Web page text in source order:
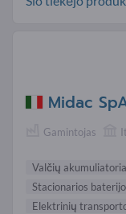
Midac
Gamintojas
Valčių
Stacionarios
Elektrinių